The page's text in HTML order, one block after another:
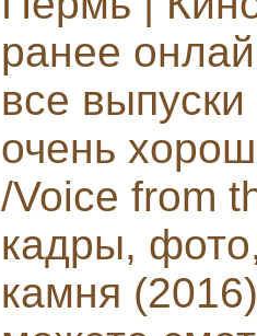
ранее
все
очень
/Voice from
кадры,
камня